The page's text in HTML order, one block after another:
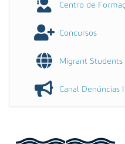
Centro de
Concursos
Migrant Students
Canal Denúncias